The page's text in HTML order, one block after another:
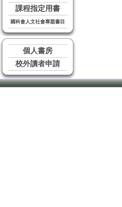
課程指定用書
國科會人文社會專題書目
個人書房
校外讀者申請